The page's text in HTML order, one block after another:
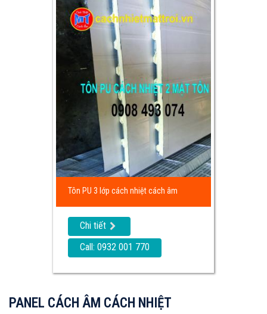
Tôn PU 3 lớp cách nhiệt cách âm
Chi tiết
Call: 0932 001 770
PANEL CÁCH ÂM CÁCH NHIỆT